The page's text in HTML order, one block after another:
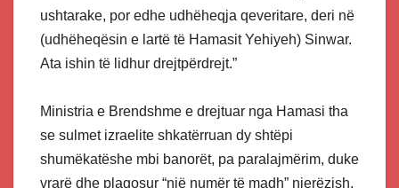
ushtarake, por edhe udhëheqja qeveritare, deri në
(udhëheqësin e lartë të Hamasit Yehiyeh) Sinwar.
Ata ishin të lidhur drejtpërdrejt.”
Ministria e Brendshme e drejtuar nga Hamasi tha
se sulmet izraelite shkatërruan dy shtëpi
shumëkatëshe mbi banorët, pa paralajmërim, duke
vrarë dhe plagosur “një numër të madh” njerëzish,